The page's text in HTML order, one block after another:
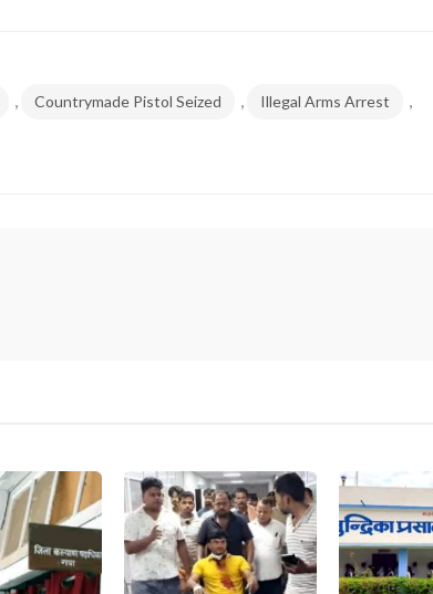
, Countrymade Pistol Seized , Illegal Arms Arrest ,